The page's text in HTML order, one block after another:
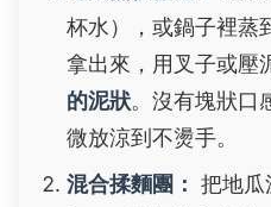
杯水），或鍋子裡蒸
拿出來，用叉子或壓
的泥狀。沒有塊狀口
微放涼到不燙手。
混合揉麵團： 把地瓜